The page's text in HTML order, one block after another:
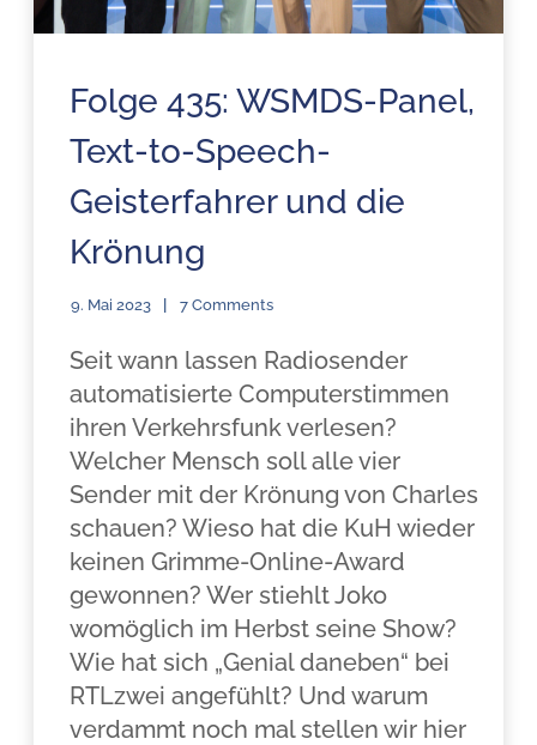
Folge 435: WSMDS-Panel,
Text-to-Speech-
Geisterfahrer und die
Krönung
9. Mai 2023 7 Comments
Seit wann lassen Radiosender
automatisierte Computerstimmen
ihren Verkehrsfunk verlesen?
Welcher Mensch soll alle vier
Sender mit der Krönung von Charles
schauen? Wieso hat die KuH wieder
keinen Grimme-Online-Award
gewonnen? Wer stiehlt Joko
womöglich im Herbst seine Show?
Wie hat sich „Genial daneben“ bei
RTLzwei angefühlt? Und warum
verdammt noch mal stellen wir hier